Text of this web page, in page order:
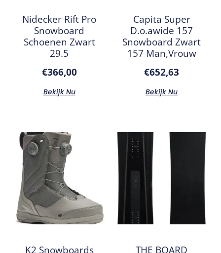
Nidecker Rift Pro
Snowboard
Schoenen Zwart
29.5
€366,00
Bekijk Nu
Capita Super
D.o.awide 157
Snowboard Zwart
157 Man,Vrouw
€652,63
Bekijk Nu
K2 Snowboards THE BOARD